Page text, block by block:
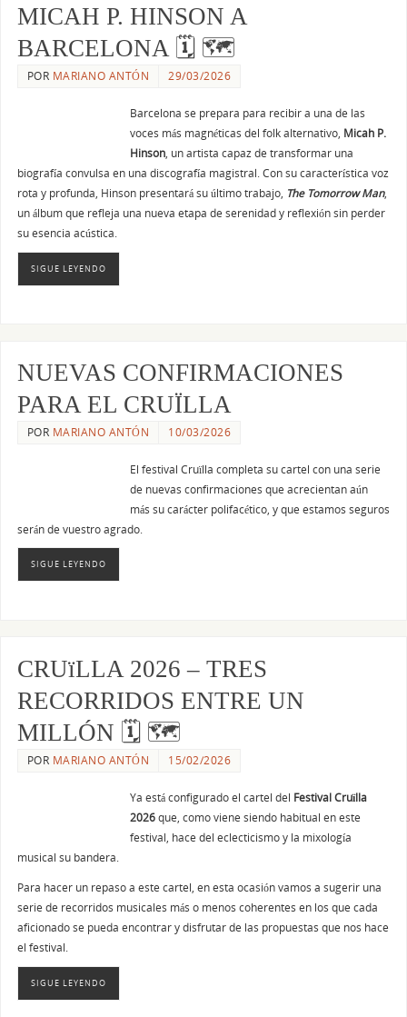
MICAH P. HINSON A
BARCELONA 🗓 🗺
POR MARIANO ANTÓN 29/03/2026
Barcelona se prepara para recibir a una de las
voces más magnéticas del folk alternativo, Micah P.
Hinson, un artista capaz de transformar una
biografía convulsa en una discografía magistral. Con su característica voz
rota y profunda, Hinson presentará su último trabajo, The Tomorrow Man,
un álbum que refleja una nueva etapa de serenidad y reflexión sin perder
su esencia acústica.
SIGUE LEYENDO
NUEVAS CONFIRMACIONES
PARA EL CRUÏLLA
POR MARIANO ANTÓN 10/03/2026
El festival Cruïlla completa su cartel con una serie
de nuevas confirmaciones que acrecientan aún
más su carácter polifacético, y que estamos seguros
serán de vuestro agrado.
SIGUE LEYENDO
CRUïLLA 2026 – TRES
RECORRIDOS ENTRE UN
MILLÓN 🗓 🗺
POR MARIANO ANTÓN 15/02/2026
Ya está configurado el cartel del Festival Cruïlla
2026que, como viene siendo habitual en este
festival, hace del eclecticismo y la mixología
musical su bandera.
Para hacer un repaso a este cartel, en esta ocasión vamos a sugerir una
serie de recorridos musicales más o menos coherentes en los que cada
aficionado se pueda encontrar y disfrutar de las propuestas que nos hace
el festival.
SIGUE LEYENDO